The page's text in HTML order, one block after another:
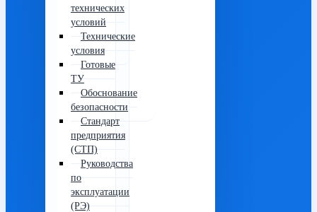
технических
условий
Технические
условия
Готовые
ТУ
Обоснование
безопасности
Стандарт
предприятия
(СТП)
Руководства
по
эксплуатации
(РЭ)